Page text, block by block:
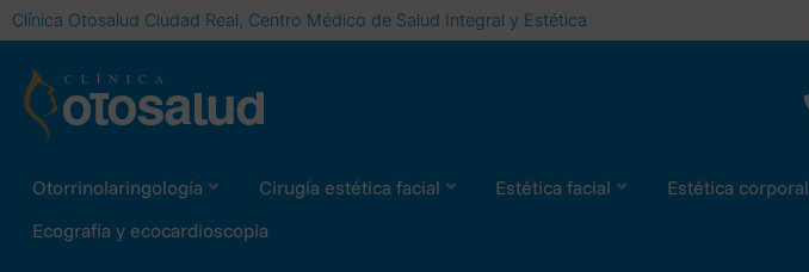
Clínica Otosalud Ciudad Real, Centro Médico de Salud Integral y Estética
Otorrinolaringología Cirugía estética facial Estética facial Estética corporal
Ecografía y ecocardioscopia